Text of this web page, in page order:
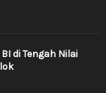
di Tengah Nilai